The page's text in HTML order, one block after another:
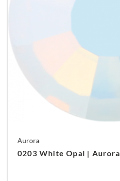
Aurora
0203 White Opal | Aurora